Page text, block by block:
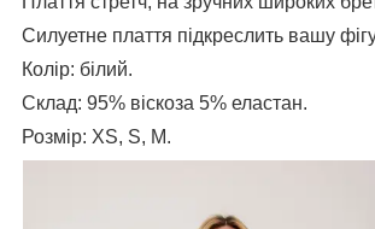
Силуетне плаття підкреслить вашу
Колір: білий.
Склад: 95% віскоза 5% еластан.
Розмір: XS, S, M.